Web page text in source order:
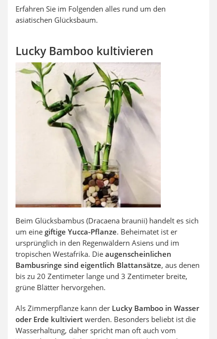
Erfahren Sie im Folgenden alles rund um den
asiatischen Glücksbaum.
Lucky Bamboo kultivieren
Beim Glücksbambus (Dracaena braunii) handelt es sich
um eine giftige Yucca-Pflanze. Beheimatet ist er
ursprünglich in den Regenwäldern Asiens und im
tropischen Westafrika. Die augenscheinlichen
Bambusringe sind eigentlich Blattansätze, aus denen
bis zu 20 Zentimeter lange und 3 Zentimeter breite,
grüne Blätter hervorgehen.
Als Zimmerpflanze kann der Lucky Bamboo in Wasser
oder Erde kultiviert werden. Besonders beliebt ist die
Wasserhaltung, daher spricht man oft auch vom